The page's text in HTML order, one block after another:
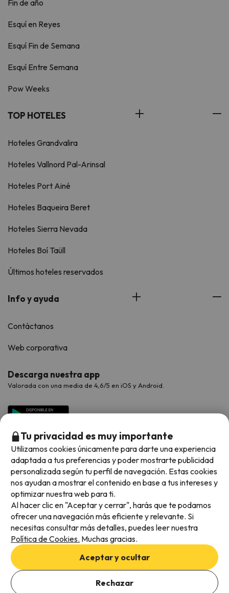
Añade las fechas para comprobar la disponibilidad
Fin de año
Esquí en Reyes
Esquí Fin de Semana
Esquí Entre Semana
Pow Weeks
TOP HOTELES
Hoteles Grandvalira
Hoteles Vallnord Pal-Arinsal
Hoteles Port Ainé
Hoteles Baqueira Beret
Hoteles Sierra Nevada
Hoteles Boí Taüll
Últimos hoteles reservados
Info y ayuda
Contáctanos
Web corporativa
Descarga nuestra app
Valorada con una media de 4,6/5 en iOS y Android.
Métodos de pago disponibles
Condiciones generales
Privacidad de datos
Política de cookies
Tu privacidad es muy importante
Utilizamos cookies únicamente para darte una experiencia
adaptada a tus preferencias y poder mostrarte publicidad
personalizada según tu perfil de navegación. Estas cookies
nos ayudan a mostrar el contenido en base a tus intereses y
optimizar nuestra web para ti.
Al hacer clic en "Aceptar y cerrar", harás que te podamos
ofrecer una navegación más eficiente y relevante. Si
necesitas consultar más detalles, puedes leer nuestra
Política de Cookies. Muchas gracias.
Aceptar y ocultar
Rechazar